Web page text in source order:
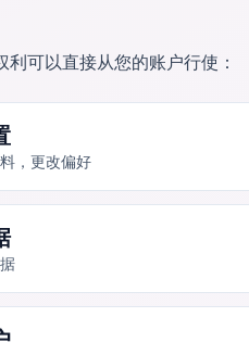
利可以直接从您的账户行使：
，更改偏好